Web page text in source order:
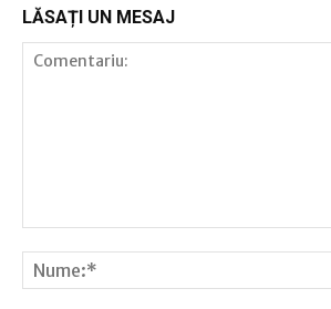
LĂSAȚI UN MESAJ